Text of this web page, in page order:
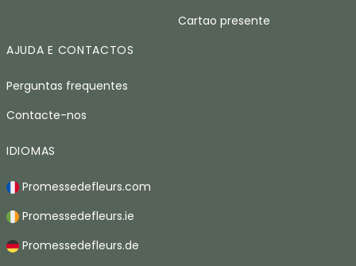
Cartao presente
AJUDA E CONTACTOS
Perguntas frequentes
Contacte-nos
IDIOMAS
Promessedefleurs.com
Promessedefleurs.ie
Promessedefleurs.de